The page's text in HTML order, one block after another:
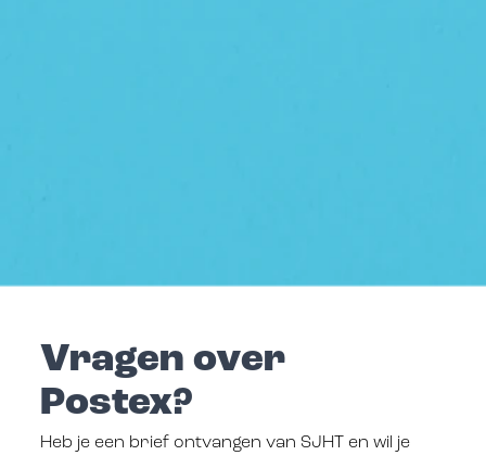
Vragen over
Postex?
Heb je een brief ontvangen van SJHT en wil je